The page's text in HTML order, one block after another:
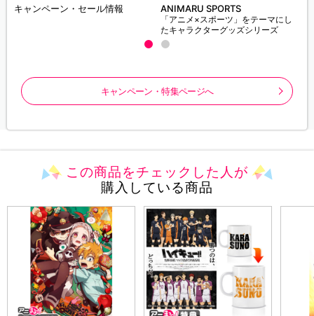
キャンペーン・セール情報 ANIMARU SPORTS
「アニメ×スポーツ」をテーマにし
たキャラクターグッズシリーズ
キャンペーン・特集ページへ
この商品をチェックした人が
購入している商品